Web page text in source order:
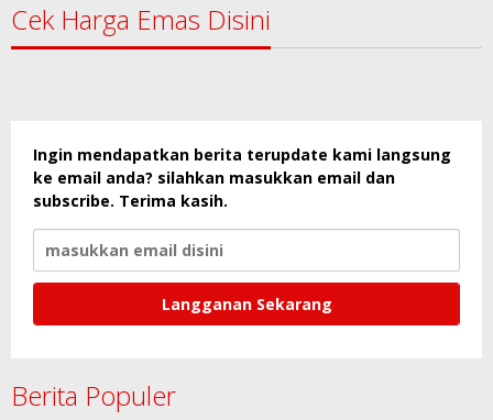
Cek Harga Emas Disini
Ingin mendapatkan berita terupdate kami langsung
ke email anda? silahkan masukkan email dan
subscribe. Terima kasih.
Berita Populer